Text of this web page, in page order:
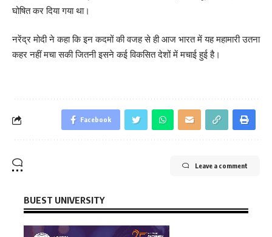
घोषित कर दिया गया था।
नरेंद्र मोदी ने कहा कि इन कदमों की वजह से ही आज भारत में यह महामारी उतना
कहर नहीं मचा सकी जितनी इसने कई विकसित देशों में मचाई हुई है।
Facebook
Leave a comment
BUEST UNIVERSITY